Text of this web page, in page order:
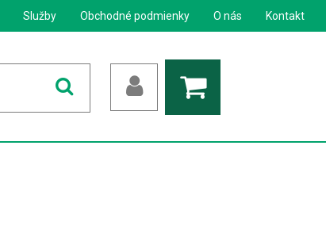
Služby Obchodné podmienky O nás Kontakt